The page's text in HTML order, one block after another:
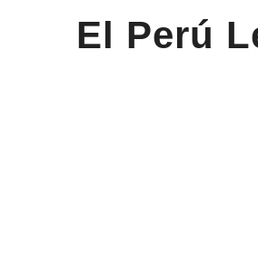
El Perú